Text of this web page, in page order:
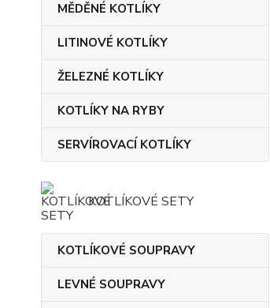
MĚDĚNÉ KOTLÍKY
LITINOVÉ KOTLÍKY
ŽELEZNÉ KOTLÍKY
KOTLÍKY NA RYBY
SERVÍROVACÍ KOTLÍKY
KOTLÍKOVÉ SETY
KOTLÍKOVÉ SOUPRAVY
LEVNÉ SOUPRAVY